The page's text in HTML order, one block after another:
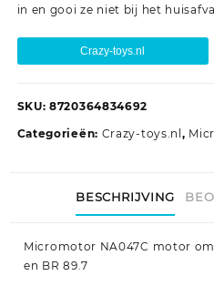
in en gooi ze niet bij het
Crazy-toys.nl
SKU: 8720364834692
Categorieën: Crazy-toys.nl ,
BESCHRIJVING
Micromotor NA047C motor
en BR 89.7